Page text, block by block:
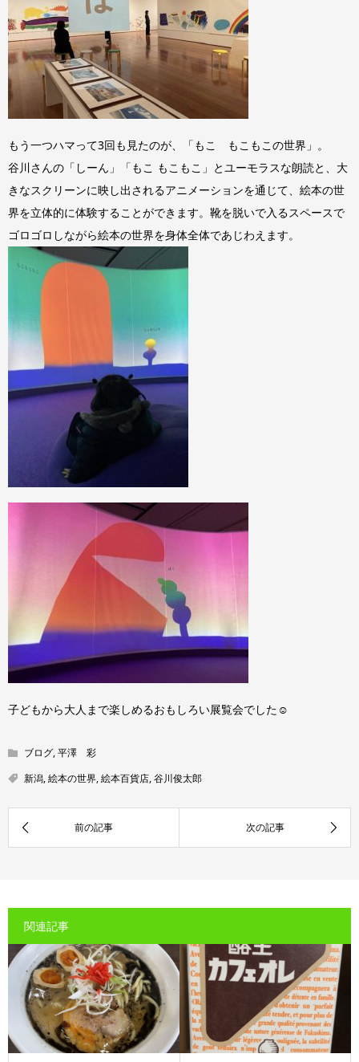
もう一つハマって3回も見たのが、「もこ もこもこの世界」。
谷川さんの「しーん」「もこ もこもこ」とユーモラスな朗読と、大
きなスクリーンに映し出されるアニメーションを通じて、絵本の世
界を立体的に体験することができます。靴を脱いで入るスペースで
ゴロゴロしながら絵本の世界を身体全体であじわえます。
子どもから大人まで楽しめるおもしろい展覧会でした☺
ブログ,平澤 彩
新潟,絵本の世界,絵本百貨店,谷川俊太郎
関連記事